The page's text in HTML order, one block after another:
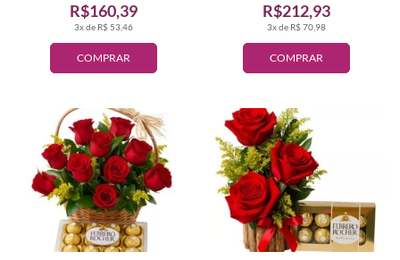
COMPRAR
3x de R$ 53,46
R$160,39
COMPRAR
3x de R$ 70,98
R$212,93